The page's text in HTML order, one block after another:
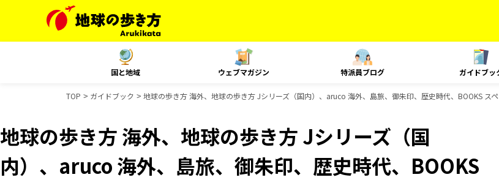
国と地域 ウェブマガジン 特派員ブログ ガイドブッ
TOP ガイドブック 地球の歩き方 海外、地球の歩き方 Jシリーズ（国内）、aruco 海外、島旅、御朱印、歴史時代、BOOKS ス
地球の歩き方 海外、地球の歩き方 Jシリーズ（国
内）、aruco 海外、島旅、御朱印、歴史時代、BOOKS